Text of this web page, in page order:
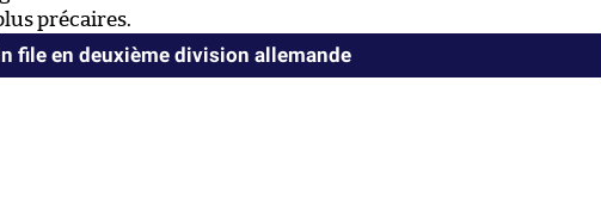
précaires.
file en deuxième division allemande